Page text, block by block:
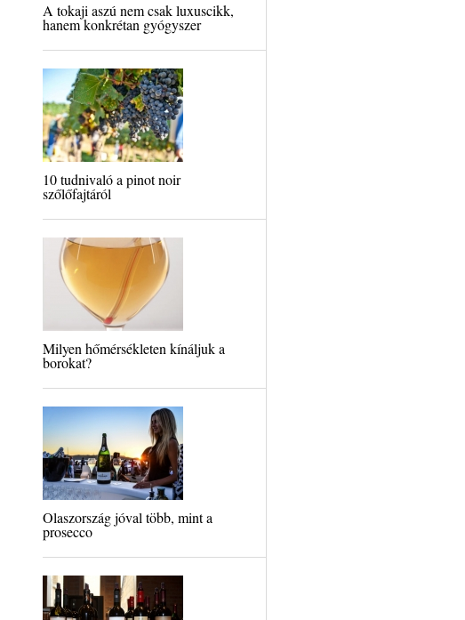
A tokaji aszú nem csak luxuscikk,
hanem konkrétan gyógyszer
10 tudnivaló a pinot noir
szőlőfajtáról
Milyen hőmérsékleten kínáljuk a
borokat?
Olaszország jóval több, mint a
prosecco